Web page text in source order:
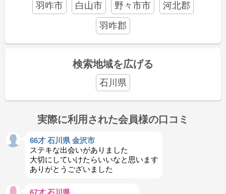
羽咋市
白山市 野々市市
河北郡
羽咋郡
検索地域を広げる
石川県
実際に利用された会員様の口コミ
66才 石川県 金沢市
ステキな出会いがありました
大切にしていけたらいいなと思います
ありがとうございました
67才 石川県